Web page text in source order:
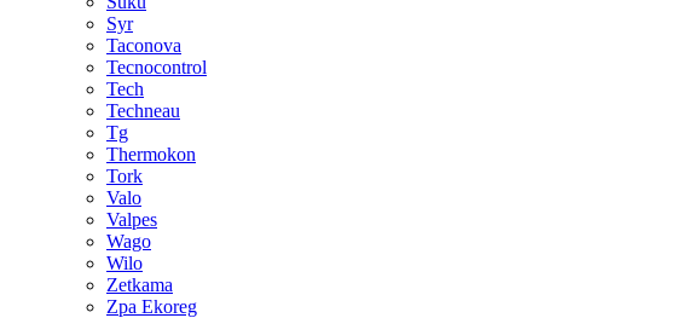
Syr
Taconova
Tecnocontrol
Tech
Techneau
Tg
Thermokon
Tork
Valo
Valpes
Wago
Wilo
Zetkama
Zpa Ekoreg